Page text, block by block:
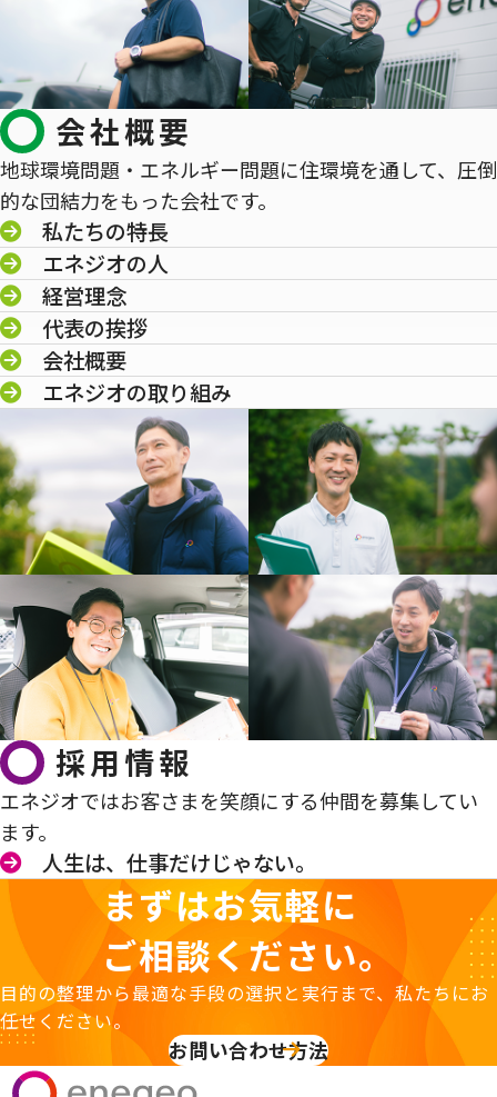
会社概要
地球環境問題・エネルギー問題に住環境を通して、圧倒
的な団結力をもった会社です。
私たちの特長
エネジオの人
経営理念
代表の挨拶
会社概要
エネジオの取り組み
採用情報
エネジオではお客さまを笑顔にする仲間を募集してい
ます。
人生は、仕事だけじゃない。
まずはお気軽に
ご相談ください。
目的の整理から最適な手段の選択と実行まで、私たちにお
任せください。
お問い合わせ方法